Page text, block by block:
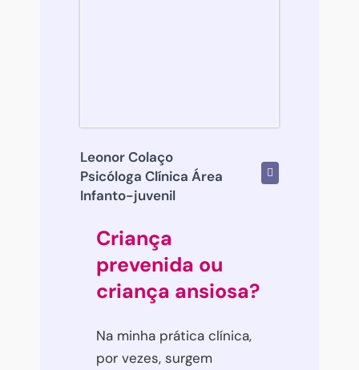
Leonor Colaço
Psicóloga Clínica Área
Infanto-juvenil
Criança
prevenida ou
criança ansiosa?
Na minha prática clínica,
por vezes, surgem